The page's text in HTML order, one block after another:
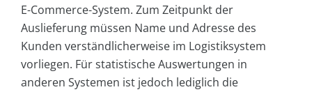
E-Commerce-System. Zum Zeitpunkt der
Auslieferung müssen Name und Adresse des
Kunden verständlicherweise im Logistiksystem
vorliegen. Für statistische Auswertungen in
anderen Systemen ist jedoch lediglich die